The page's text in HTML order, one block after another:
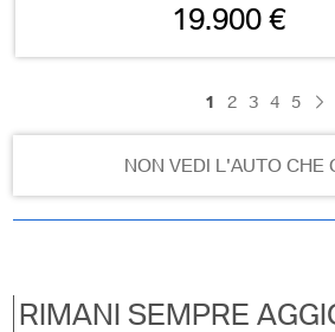
19.900 €
1 2 3 4 5
NON VEDI L'AUTO CHE
RIMANI SEMPRE